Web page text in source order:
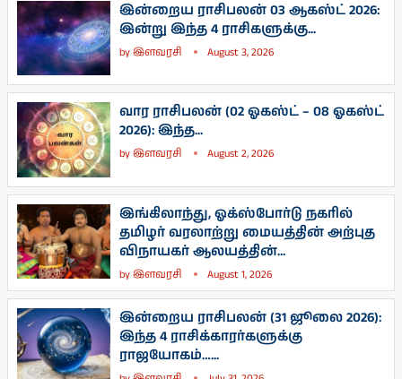
இன்றைய ராசிபலன் 03 ஆகஸ்ட் 2026:
இன்று இந்த 4 ராசிகளுக்கு...
byஇளவரசி August 3, 2026
வார ராசிபலன் (02 ஓகஸ்ட் – 08 ஓகஸ்ட்
2026): இந்த...
byஇளவரசி August 2, 2026
இங்கிலாந்து, ஓக்ஸ்போர்டு நகரில்
தமிழர் வரலாற்று மையத்தின் அற்புத
விநாயகர் ஆலயத்தின்...
byஇளவரசி August 1, 2026
இன்றைய ராசிபலன் (31 ஜூலை 2026):
இந்த 4 ராசிக்காரர்களுக்கு
ராஜயோகம்…...